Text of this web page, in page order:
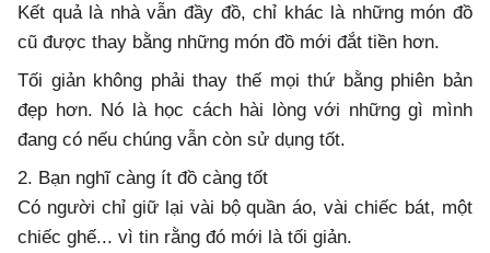
Kết quả là nhà vẫn đầy đồ, chỉ khác là những món đồ
cũ được thay bằng những món đồ mới đắt tiền hơn.
Tối giản không phải thay thế mọi thứ bằng phiên bản
đẹp hơn. Nó là học cách hài lòng với những gì mình
đang có nếu chúng vẫn còn sử dụng tốt.
2. Bạn nghĩ càng ít đồ càng tốt
Có người chỉ giữ lại vài bộ quần áo, vài chiếc bát, một
chiếc ghế... vì tin rằng đó mới là tối giản.